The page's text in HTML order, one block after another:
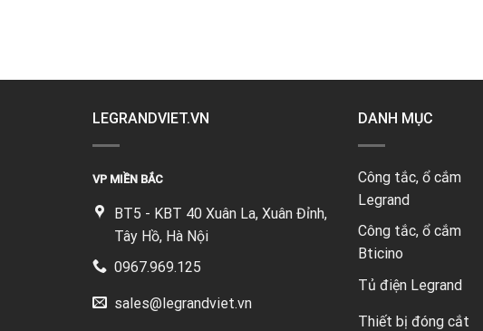
LEGRANDVIET.VN
VP MIỀN BẮC
BT5 - KBT 40 Xuân La, Xuân Đỉnh,
Tây Hồ, Hà Nội
0967.969.125
sales@legrandviet.vn
DANH MỤC
Công tắc, ổ cắm
Legrand
Công tắc, ổ cắm
Bticino
Tủ điện Legrand
Thiết bị đóng cắt